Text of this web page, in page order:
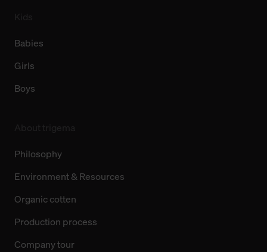
Babies
Girls
Boys
Philosophy
Environment & Resources
Organic cotten
Production process
Company tour